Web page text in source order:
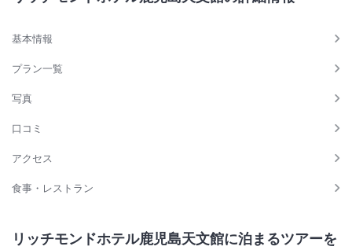
基本情報
プラン一覧
写真
口コミ
アクセス
食事・レストラン
リッチモンドホテル鹿児島天文館に泊まるツアーを